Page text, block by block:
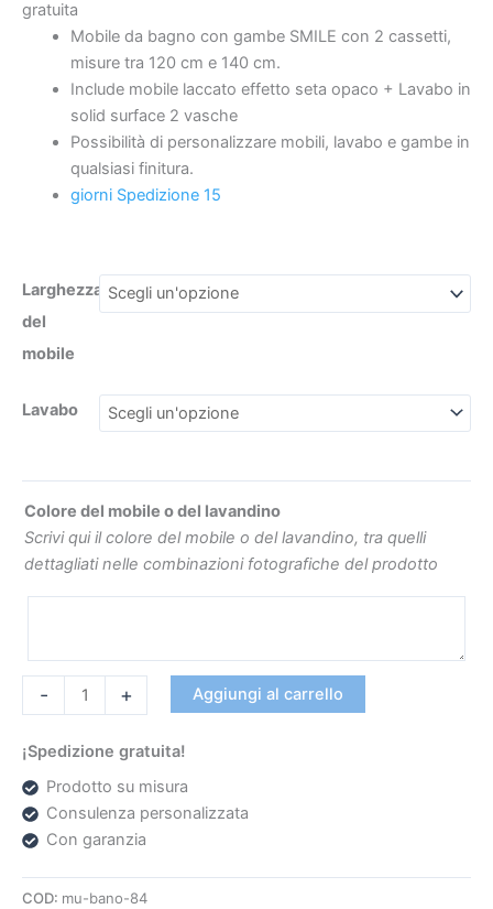
€293.18
gratuita
Mobile da bagno con gambe SMILE con 2 cassetti,
misure tra 120 cm e 140 cm.
Include mobile laccato effetto seta opaco + Lavabo in
solid surface 2 vasche
Possibilità di personalizzare mobili, lavabo e gambe in
qualsiasi finitura.
giorni Spedizione 15
Larghezza
del
mobile
Lavabo
Colore del mobile o del lavandino
Scrivi qui il colore del mobile o del lavandino, tra quelli
dettagliati nelle combinazioni fotografiche del prodotto
-
ante
SMILE
lavabo
Solid
Surface
quantità
+ Aggiungi al carrello
¡Spedizione gratuita!
Prodotto su misura
Consulenza personalizzata
Con garanzia
COD: mu-bano-84